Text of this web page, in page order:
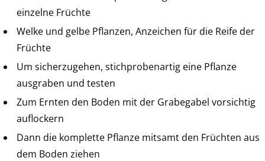
einzelne Früchte
Welke und gelbe Pflanzen, Anzeichen für die Reife der
Früchte
Um sicherzugehen, stichprobenartig eine Pflanze
ausgraben und testen
Zum Ernten den Boden mit der Grabegabel vorsichtig
auflockern
Dann die komplette Pflanze mitsamt den Früchten aus
dem Boden ziehen